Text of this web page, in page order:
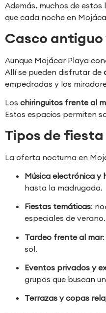
Además, muchos de estos
que cada noche en
Casco
Aunque Mojácar Playa
Allí se pueden disfrutar de
empedradas y los
Los chiringuitos frente al
Estos espacios permiten
Tipos de
La oferta nocturna en
Música electrónica y
hasta la madrugada.
Fiestas temáticas:
especiales de verano.
Tardeo frente al mar
sol.
Eventos privados y
grupos que buscan
Terrazas y copas